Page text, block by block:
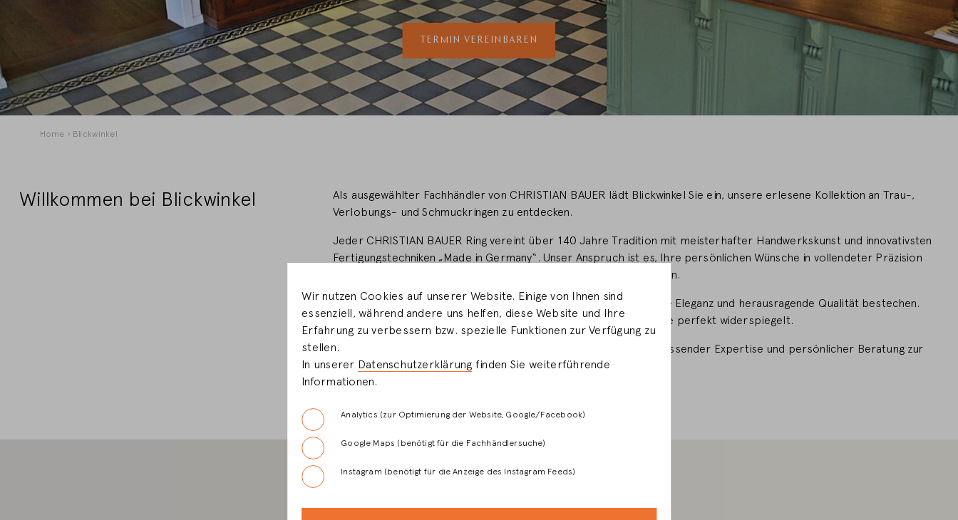
TERMIN VEREINBAREN
Pfadnavigation
Home Blickwinkel
Willkommen bei Blickwinkel
Als ausgewählter Fachhändler von CHRISTIAN BAUER lädt Blickwinkel Sie ein, unsere erlesene Kollektion an Trau-,
Verlobungs- und Schmuckringen zu entdecken.
Jeder CHRISTIAN BAUER Ring vereint über 140 Jahre Tradition mit meisterhafter Handwerkskunst und innovativsten
Fertigungstechniken „Made in Germany“. Unser Anspruch ist es, Ihre persönlichen Wünsche in vollendeter Präzision
und Ästhetik zu verwirklichen - Ihre Träume wahr werden zu lassen.
Lassen Sie sich von unseren Ringen verzaubern, die durch zeitlose Eleganz und herausragende Qualität bestechen.
Finden Sie das Schmuckstück, das Ihre Vorstellungen und Wünsche perfekt widerspiegelt.
Unsere erfahrenen Berater bei Blickwinkel stehen Ihnen mit umfassender Expertise und persönlicher Beratung zur
Seite.
Wir nutzen Cookies auf unserer Website. Einige von Ihnen sind
essenziell, während andere uns helfen, diese Website und Ihre
Erfahrung zu verbessern bzw. spezielle Funktionen zur Verfügung zu
stellen.
In unserer Datenschutzerklärung finden Sie weiterführende
Informationen.
Analytics (zur Optimierung der Website, Google/Facebook)
Google Maps (benötigt für die Fachhändlersuche)
Instagram (benötigt für die Anzeige des Instagram Feeds)